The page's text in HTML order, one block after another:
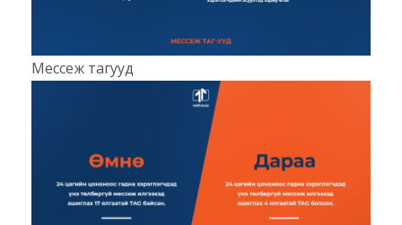
Мессеж тагууд